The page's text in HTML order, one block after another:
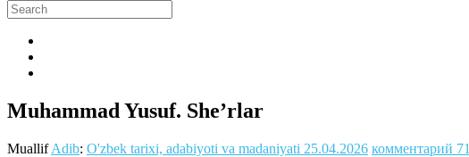
Muhammad Yusuf. She’rlar
MuallifAdib: O'zbek tarixi, adabiyoti va madaniyati 25.04.2026 комментарий 71